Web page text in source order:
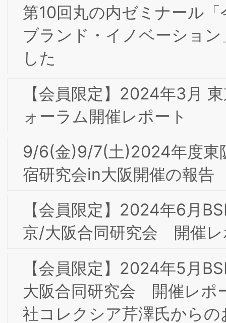
グの融合 ～大手食品メーカー、大手ア
レルの事例から」開催レポート
10/6(金)17-19時 第４回東京/大阪合同部
会研究会「ダイレクトマーケティング
合」
9/8(金)9/9(土)2023年度東阪合同夏季合
【会員限定】2023年2月第8回東京/大阪
合同部会研究会「パーパス経営とブラン
ポート
【会員限定】2022年12月第6回東京/大
り方 -内から外へ広がるブランドアクシ
ョン-」開催レポート
2023年 新年のご挨拶